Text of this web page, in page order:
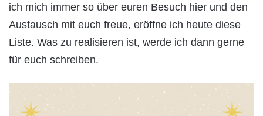
ich mich immer so über euren Besuch hier und den
Austausch mit euch freue, eröffne ich heute diese
Liste. Was zu realisieren ist, werde ich dann gerne
für euch schreiben.